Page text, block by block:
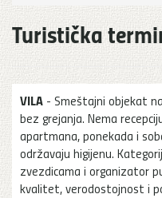
Turistička
VILA - Smeštajni objekat
bez grejanja. Nema
apartmana, ponekada i
održavaju higijenu.
zvezdicama i organizator
kvalitet, verodostojnost i